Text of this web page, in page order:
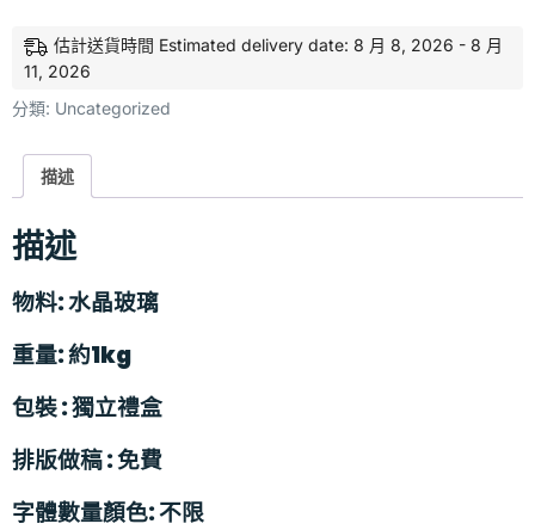
估計送貨時間 Estimated delivery date: 8 月 8, 2026 - 8 月
11, 2026
分類: Uncategorized
描述
描述
物料: 水晶玻璃
重量:約1kg
包裝:獨立禮盒
排版做稿:免費
字體數量顏色: 不限